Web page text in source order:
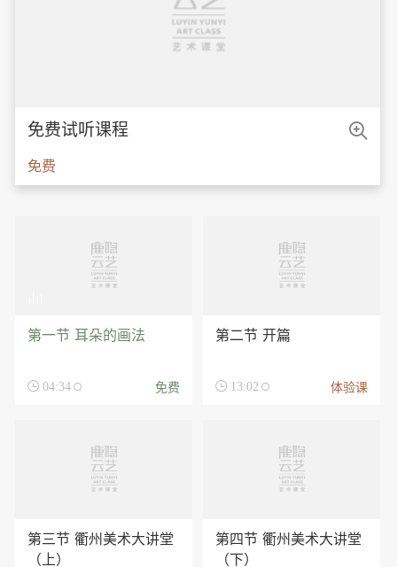
免费试听课程
免费

第一节 耳朵的画法
 04:34 免费
第二节 开篇
 13:02 体验课
第三节 衢州美术大讲堂
（上）
第四节 衢州美术大讲堂
（下）